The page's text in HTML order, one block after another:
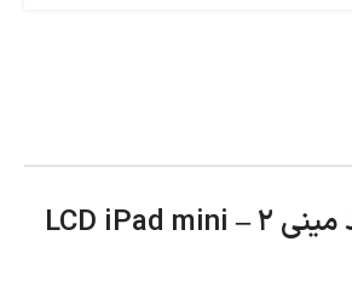
ال سی دی آیپد مینی ۲ – LCD iPad mini